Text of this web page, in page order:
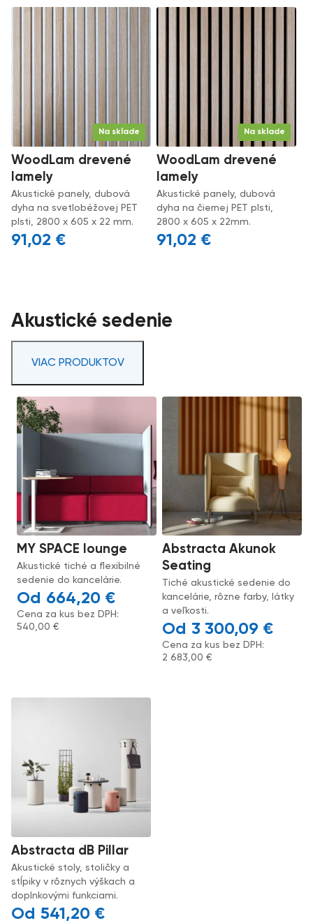
Na sklade
WoodLam drevené
lamely
Akustické panely, dubová
dyha na svetlobéžovej PET
plsti, 2800 x 605 x 22 mm.
91,02 €
Na sklade
WoodLam drevené
lamely
Akustické panely, dubová
dyha na čiernej PET plsti,
2800 x 605 x 22mm.
91,02 €
Akustické sedenie
VIAC PRODUKTOV
MY SPACE lounge
Akustické tiché a flexibilné
sedenie do kancelárie.
664,20 €
Cena za kus bez DPH:
540,00€
Abstracta Akunok
Seating
Tiché akustické sedenie do
kancelárie, rôzne farby, látky
a veľkosti.
3 300,09 €
Cena za kus bez DPH:
2 683,00€
Abstracta dB Pillar
Akustické stoly, stoličky a
stĺpiky v rôznych výškach a
doplnkovými funkciami.
541,20 €